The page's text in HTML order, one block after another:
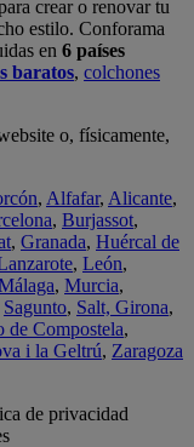
crear o renovar tu
estilo. Conforama
en 6 países
baratos, colchones
o, físicamente,
, Alfafar, Alicante,
, Burjassot,
, Granada, Huércal de
, León,
, Murcia,
Sagunto, Salt, Girona,
de Compostela,
i la Geltrú, Zaragoza
de privacidad